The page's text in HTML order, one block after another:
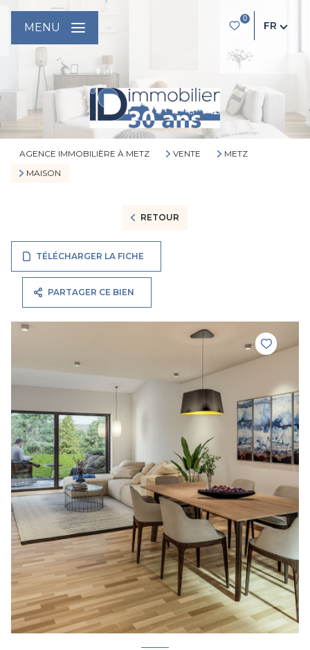
0
FR
MENU
AGENCE IMMOBILIÈRE À METZ VENTE
METZ
MAISON
RETOUR
TÉLÉCHARGER LA FICHE
PARTAGER CE BIEN